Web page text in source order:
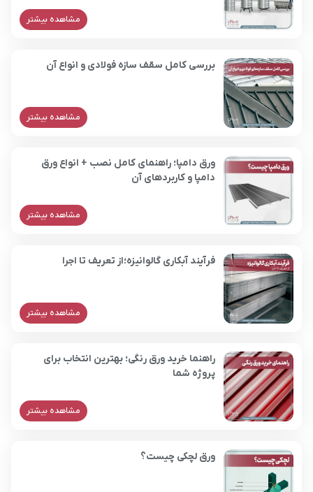
مشاهده بیشتر
بررسی کامل سقف سازه فولادی و انواع آن
مشاهده بیشتر
ورق دامپا؛ راهنمای کامل نصب + انواع ورق
دامپا و کاربردهای آن
مشاهده بیشتر
فرآیند آبکاری گالوانیزه؛از تعریف تا اجرا
مشاهده بیشتر
راهنما خرید ورق رنگی؛ بهترین انتخاب برای
پروژه شما
مشاهده بیشتر
ورق لچکی چیست؟